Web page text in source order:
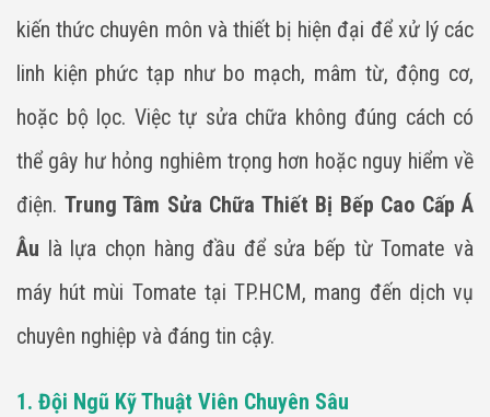
kiến thức chuyên môn và thiết bị hiện đại để xử lý các
linh kiện phức tạp như bo mạch, mâm từ, động cơ,
hoặc bộ lọc. Việc tự sửa chữa không đúng cách có
thể gây hư hỏng nghiêm trọng hơn hoặc nguy hiểm về
điện. Trung Tâm Sửa Chữa Thiết Bị Bếp Cao Cấp Á
Âu là lựa chọn hàng đầu để sửa bếp từ Tomate và
máy hút mùi Tomate tại TP.HCM, mang đến dịch vụ
chuyên nghiệp và đáng tin cậy.
1. Đội Ngũ Kỹ Thuật Viên Chuyên Sâu